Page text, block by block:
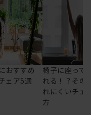
おすすめ
ェア5選
椅子に座って
れる！？その
れにくいチェ
方